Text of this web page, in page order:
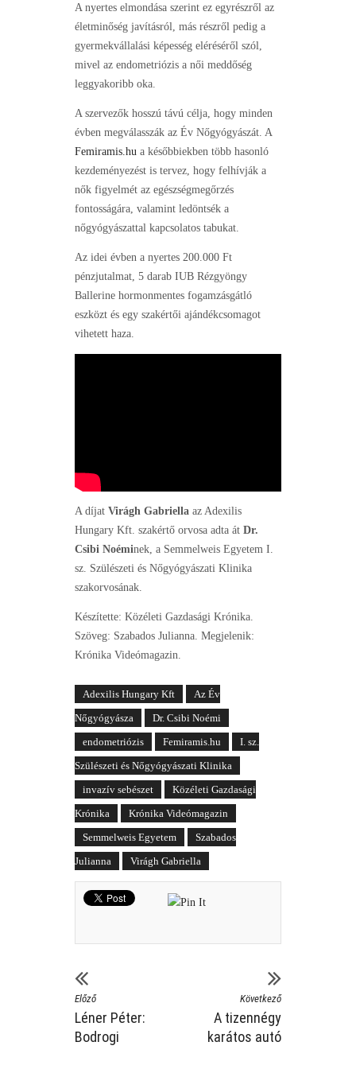
A nyertes elmondása szerint ez egyrészről az
életminőség javításról, más részről pedig a
gyermekvállalási képesség eléréséről szól,
mivel az endometriózis a női meddőség
leggyakoribb oka.
A szervezők hosszú távú célja, hogy minden
évben megválasszák az Év Nőgyógyászát. A
Femiramis.hu a későbbiekben több hasonló
kezdeményezést is tervez, hogy felhívják a
nők figyelmét az egészségmegőrzés
fontosságára, valamint ledöntsék a
nőgyógyászattal kapcsolatos tabukat.
Az idei évben a nyertes 200.000 Ft
pénzjutalmat, 5 darab IUB Rézgyöngy
Ballerine hormonmentes fogamzásgátló
eszközt és egy szakértői ajándékcsomagot
vihetett haza.
A díjat Virágh Gabriella az Adexilis
Hungary Kft. szakértő orvosa adta át Dr.
Csibi Noéminek, a Semmelweis Egyetem I.
sz. Szülészeti és Nőgyógyászati Klinika
szakorvosának.
Készítette: Közéleti Gazdasági Krónika.
Szöveg: Szabados Julianna. Megjelenik:
Krónika Videómagazin.
Adexilis Hungary Kft
Az Év
Nőgyógyásza
Dr. Csibi Noémi
endometriózis
Femiramis.hu
I. sz.
Szülészeti és Nőgyógyászati Klinika
invazív sebészet
Közéleti Gazdasági
Krónika
Krónika Videómagazin
Semmelweis Egyetem
Szabados
Julianna
Virágh Gabriella
Előző
Léner Péter:
Bodrogi
Következő
A tizennégy
karátos autó